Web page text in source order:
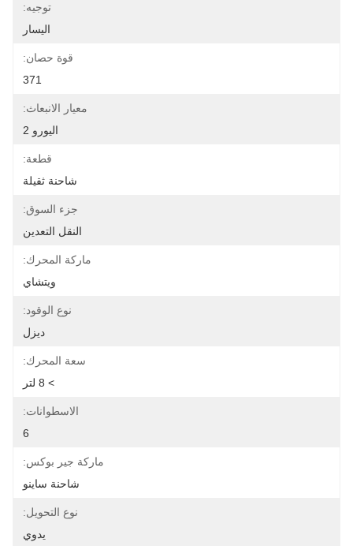
توجيه:
اليسار
قوة حصان:
371
معيار الانبعاث:
اليورو 2
قطعة:
شاحنة ثقيلة
جزء السوق:
النقل التعدين
ماركة المحرك:
ويتشاي
نوع الوقود:
ديزل
سعة المحرك:
> 8 لتر
الاسطوانات:
6
ماركة جير بوكس:
شاحنة ساينو
نوع التحويل:
يدوي